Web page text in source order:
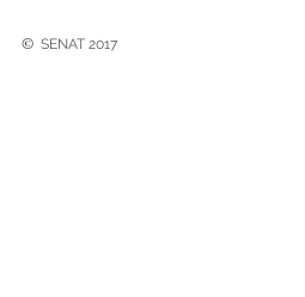
© SENAT 2017